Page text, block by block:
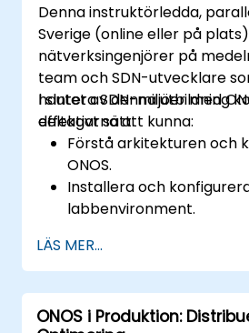
Denna instruktörledda,
Sverige (online eller på
nätverksingenjörer på
team och SDN-utvecklare
hantera SDN-miljöer med
effektivt sätt.
I slutet av denna utbildning
deltagarna att kunna:
Förstå arkitekturen och
ONOS.
Installera och
labbenvironment.
hantera SDN-miljöer.
Distribuera, hantera och
nätverk med ONOS.
LÄS MER...
ONOS i Produktion: